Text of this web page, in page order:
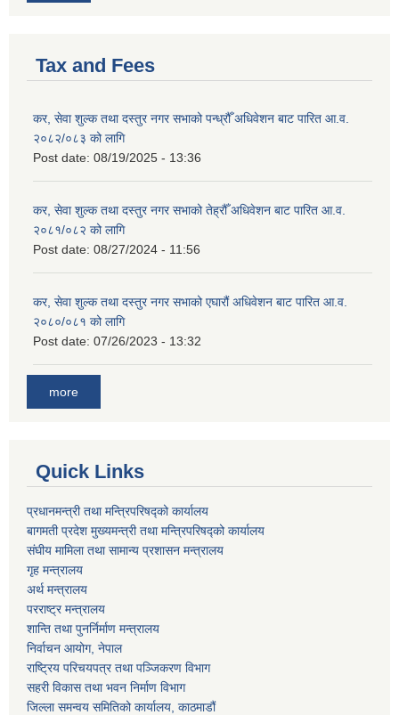
Tax and Fees
कर, सेवा शुल्क तथा दस्तुर नगर सभाको पन्ध्रौँ अधिवेशन बाट पारित आ.व.
२०८२/०८३ को लागि
Post date: 08/19/2025 - 13:36
कर, सेवा शुल्क तथा दस्तुर नगर सभाको तेह्रौँ अधिवेशन बाट पारित आ.व.
२०८१/०८२ को लागि
Post date: 08/27/2024 - 11:56
कर, सेवा शुल्क तथा दस्तुर नगर सभाको एघारौं अधिवेशन बाट पारित आ.व.
२०८०/०८१ को लागि
Post date: 07/26/2023 - 13:32
more
Quick Links
प्रधानमन्त्री तथा मन्त्रिपरिषद्को कार्यालय
बागमती प्रदेश मुख्यमन्त्री तथा मन्त्रिपरिषद्को कार्यालय
संघीय मामिला तथा सामान्य प्रशासन मन्त्रालय
गृह मन्त्रालय
अर्थ मन्त्रालय
परराष्ट्र मन्त्रालय
शान्ति तथा पुनर्निर्माण मन्त्रालय
निर्वाचन आयोग, नेपाल
राष्ट्रिय परिचयपत्र तथा पञ्जिकरण विभाग
सहरी विकास तथा भवन निर्माण विभाग
जिल्ला समन्वय समितिको कार्यालय, काठमाडौं